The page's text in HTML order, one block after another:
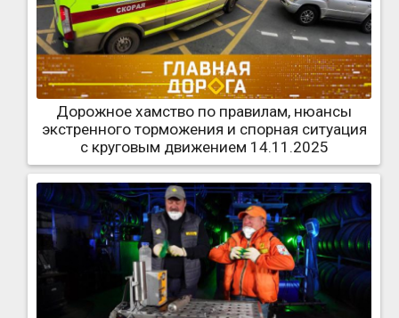
Дорожное хамство по правилам, нюансы
экстренного торможения и спорная ситуация
с круговым движением 14.11.2025